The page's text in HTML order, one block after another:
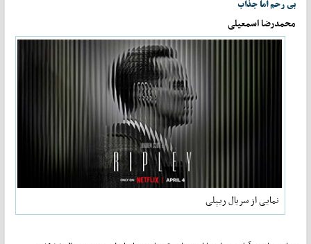
بی رحم اما جذاب
محمدرضا اسمعیلی
نمایی از سریال ریپلی